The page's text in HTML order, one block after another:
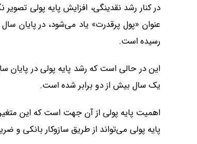
در کنار رشد نقدینگی، افزایش پایه پولی
رسیده است.
یک سال بیش از دو برابر شده است.
اهمیت پایه پولی از آن جهت است که این
پایه پولی می‌تواند از طریق سازوکار بانکی و